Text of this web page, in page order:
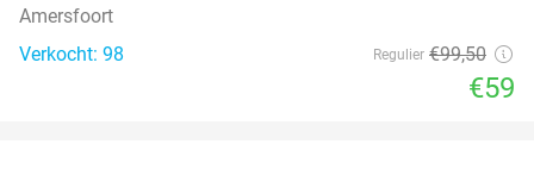
Amersfoort
Verkocht: 98
Regulier €99,50
€59